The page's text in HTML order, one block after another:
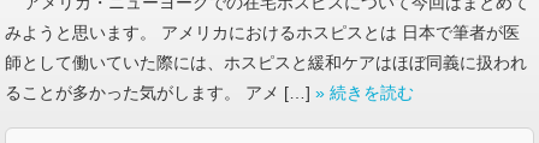
みようと思います。 アメリカにおけるホスピスとは 日本で筆者が医
師として働いていた際には、ホスピスと緩和ケアはほぼ同義に扱われ
ることが多かった気がします。 アメ […] » 続きを読む